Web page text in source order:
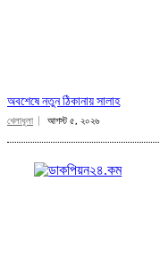
অবশেষে নতুন ঠিকানায় সালাহ
খেলাধূলা আগস্ট ৫, ২০২৬